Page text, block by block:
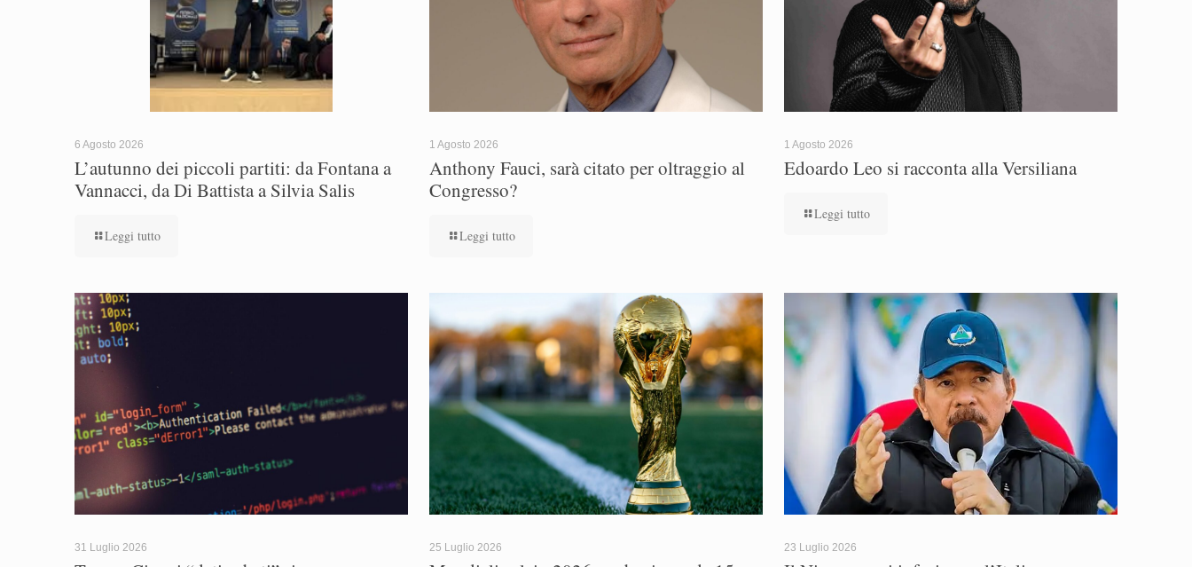
6 Agosto 2026
L’autunno dei piccoli partiti: da Fontana a
Vannacci, da Di Battista a Silvia Salis
Leggi tutto
1 Agosto 2026
Anthony Fauci, sarà citato per oltraggio al
Congresso?
Leggi tutto
1 Agosto 2026
Edoardo Leo si racconta alla Versiliana
Leggi tutto
31 Luglio 2026 25 Luglio 2026 23 Luglio 2026